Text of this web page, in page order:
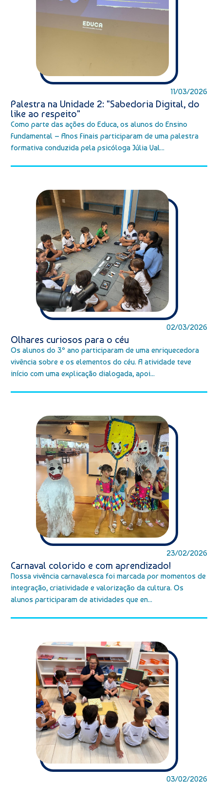
11/03/2026
Palestra na Unidade 2: "Sabedoria Digital, do
like ao respeito"
Como parte das ações do Educa, os alunos do Ensino
Fundamental – Anos Finais participaram de uma palestra
formativa conduzida pela psicóloga Júlia Val...
02/03/2026
Olhares curiosos para o céu
Os alunos do 3º ano participaram de uma enriquecedora
vivência sobre e os elementos do céu. A atividade teve
início com uma explicação dialogada, apoi...
23/02/2026
Carnaval colorido e com aprendizado!
Nossa vivência carnavalesca foi marcada por momentos de
integração, criatividade e valorização da cultura. Os
alunos participaram de atividades que en...
03/02/2026